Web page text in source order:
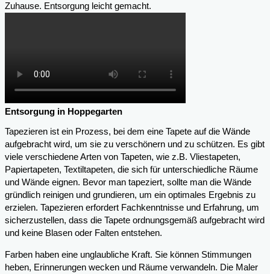
Zuhause. Entsorgung leicht gemacht.
Entsorgung in Hoppegarten
Tapezieren ist ein Prozess, bei dem eine Tapete auf die Wände
aufgebracht wird, um sie zu verschönern und zu schützen. Es gibt
viele verschiedene Arten von Tapeten, wie z.B. Vliestapeten,
Papiertapeten, Textiltapeten, die sich für unterschiedliche Räume
und Wände eignen. Bevor man tapeziert, sollte man die Wände
gründlich reinigen und grundieren, um ein optimales Ergebnis zu
erzielen. Tapezieren erfordert Fachkenntnisse und Erfahrung, um
sicherzustellen, dass die Tapete ordnungsgemäß aufgebracht wird
und keine Blasen oder Falten entstehen.
Farben haben eine unglaubliche Kraft. Sie können Stimmungen
heben, Erinnerungen wecken und Räume verwandeln. Die Maler